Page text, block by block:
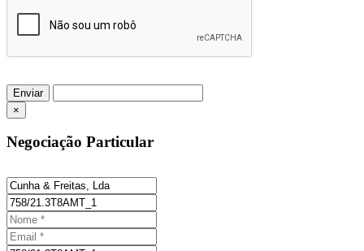
Enviar
×
Negociação Particular